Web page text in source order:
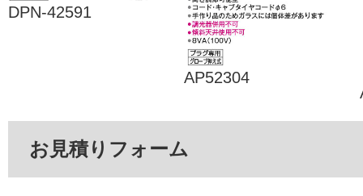
DPN-42591
AP52304
お見積りフォーム